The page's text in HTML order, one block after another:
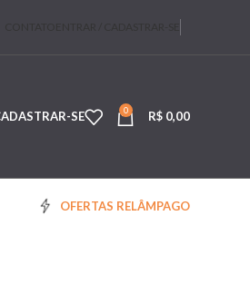
SE 0 R$ 0,00
OFERTAS RELÂMPAGO